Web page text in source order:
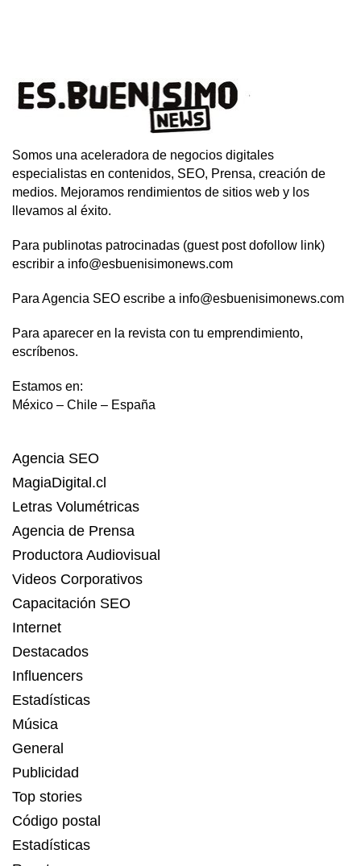
Somos una aceleradora de negocios digitales
especialistas en contenidos, SEO, Prensa, creación de
medios. Mejoramos rendimientos de sitios web y los
llevamos al éxito.
Para publinotas patrocinadas (guest post dofollow link)
escribir a info@esbuenisimonews.com
Para Agencia SEO escribe a info@esbuenisimonews.com
Para aparecer en la revista con tu emprendimiento,
escríbenos.
Estamos en:
México – Chile – España
Agencia SEO
MagiaDigital.cl
Letras Volumétricas
Agencia de Prensa
Productora Audiovisual
Videos Corporativos
Capacitación SEO
Internet
Destacados
Influencers
Estadísticas
Música
General
Publicidad
Top stories
Código postal
Estadísticas